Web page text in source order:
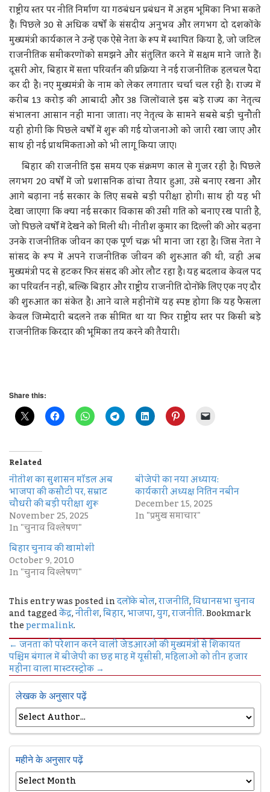
राष्ट्रीय स्तर पर नीति निर्माण या गठबंधन प्रबंधन में अहम भूमिका निभा सकते
हैं। पिछले 30 से अधिक वर्षों के संसदीय अनुभव और लगभग दो दशकों के
मुख्यमंत्री कार्यकाल ने उन्हें एक ऐसे नेता के रूप में स्थापित किया है, जो जटिल
राजनीतिक समीकरणों को समझने और संतुलित करने में सक्षम माने जाते हैं।
दूसरी ओर, बिहार में सत्ता परिवर्तन की प्रक्रिया ने नई राजनीतिक हलचल पैदा
कर दी है। नए मुख्यमंत्री के नाम को लेकर लगातार चर्चा चल रही है। राज्य में
करीब 13 करोड़ की आबादी और 38 जिलों वाले इस बड़े राज्य का नेतृत्व
संभालना आसान नहीं माना जाता। नए नेतृत्व के सामने सबसे बड़ी चुनौती
यही होगी कि पिछले वर्षों में शुरू की गई योजनाओं को जारी रखा जाए और
साथ ही नई प्राथमिकताओं को भी लागू किया जाए।
बिहार की राजनीति इस समय एक संक्रमण काल से गुजर रही है। पिछले
लगभग 20 वर्षों में जो प्रशासनिक ढांचा तैयार हुआ, उसे बनाए रखना और
आगे बढ़ाना नई सरकार के लिए सबसे बड़ी परीक्षा होगी। साथ ही यह भी
देखा जाएगा कि क्या नई सरकार विकास की उसी गति को बनाए रख पाती है,
जो पिछले वर्षों में देखने को मिली थी। नीतीश कुमार का दिल्ली की ओर बढ़ना
उनके राजनीतिक जीवन का एक पूर्ण चक्र भी माना जा रहा है। जिस नेता ने
सांसद के रूप में अपने राजनीतिक जीवन की शुरुआत की थी, वही अब
मुख्यमंत्री पद से हटकर फिर संसद की ओर लौट रहा है। यह बदलाव केवल पद
का परिवर्तन नहीं, बल्कि बिहार और राष्ट्रीय राजनीति दोनों के लिए एक नए दौर
की शुरुआत का संकेत है। आने वाले महीनों में यह स्पष्ट होगा कि यह फैसला
केवल जिम्मेदारी बदलने तक सीमित था या फिर राष्ट्रीय स्तर पर किसी बड़े
राजनीतिक किरदार की भूमिका तय करने की तैयारी।
Share this:
Related
नीतीश का सुशासन मॉडल अब
भाजपा की कसौटी पर, सम्राट
चौधरी की बड़ी परीक्षा शुरू
November 25, 2025
In "चुनाव विश्लेषण"
बीजेपी का नया अध्याय:
कार्यकारी अध्यक्ष नितिन नबीन
December 15, 2025
In "प्रमुख समाचार"
बिहार चुनाव की खामोशी
October 9, 2010
In "चुनाव विश्लेषण"
This entry was posted inदलों के बोल,राजनीति,विधानसभा चुनाव
and taggedकेंद्र,नीतीश,बिहार,भाजपा,युग,राजनीति. Bookmark
thepermalink.
←जनता को परेशान करने वाली जेडआरओ की मुख्यमंत्री से शिकायत
पश्चिम बंगाल में बीजेपी का छह माह में यूसीसी, महिलाओं को तीन हजार
महीना वाला मास्टरस्ट्रोक→
लेखक के अनुसार पढ़ें
महीने के अनुसार पढ़ें